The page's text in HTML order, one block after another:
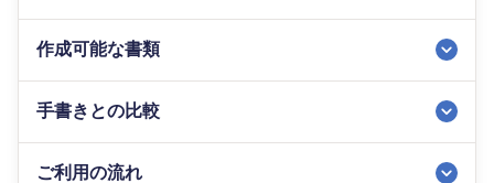
作成可能な書類
手書きとの比較
ご利用の流れ